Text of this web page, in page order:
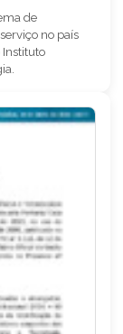
de
no país
Instituto